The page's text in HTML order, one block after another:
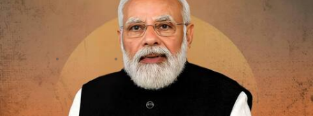
का तोहफा, आठवें वेतन आयोग को
लेखन Jan 16, 2025 03:34 pm
क्या है खबर?